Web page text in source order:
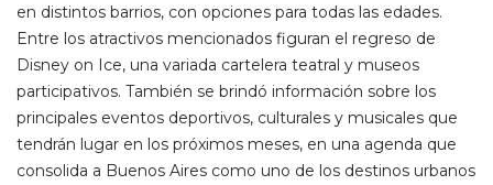
en distintos barrios, con opciones para todas las edades.
Entre los atractivos mencionados figuran el regreso de
Disney on Ice, una variada cartelera teatral y museos
participativos. También se brindó información sobre los
principales eventos deportivos, culturales y musicales que
tendrán lugar en los próximos meses, en una agenda que
consolida a Buenos Aires como uno de los destinos urbanos